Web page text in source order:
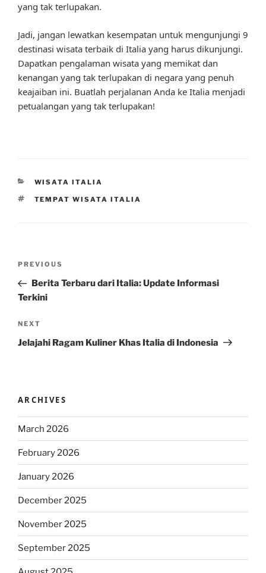
yang tak terlupakan.
Jadi, jangan lewatkan kesempatan untuk mengunjungi 9
destinasi wisata terbaik di Italia yang harus dikunjungi.
Dapatkan pengalaman wisata yang memikat dan
kenangan yang tak terlupakan di negara yang penuh
keajaiban ini. Buatlah perjalanan Anda ke Italia menjadi
petualangan yang tak terlupakan!
CATEGORIES
WISATA ITALIA
TAGS
TEMPAT WISATA ITALIA
Previous
Post
PREVIOUS
Berita Terbaru dari Italia: Update Informasi
Terkini
Next
Post
NEXT
Jelajahi Ragam Kuliner Khas Italia di Indonesia
ARCHIVES
March 2026
February 2026
January 2026
December 2025
November 2025
September 2025